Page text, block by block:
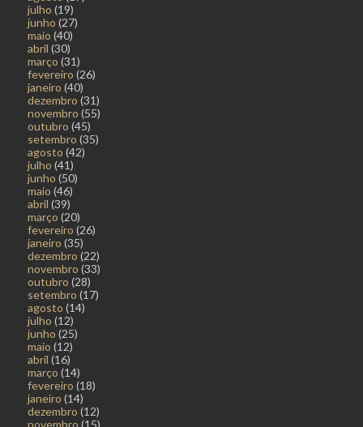
julho (19)
junho (27)
maio (40)
abril (30)
março (31)
fevereiro (26)
janeiro (40)
dezembro (31)
novembro (55)
outubro (45)
setembro (35)
agosto (42)
julho (41)
junho (50)
maio (46)
abril (39)
março (20)
fevereiro (26)
janeiro (35)
dezembro (22)
novembro (33)
outubro (28)
setembro (17)
agosto (14)
julho (12)
junho (25)
maio (12)
abril (16)
março (14)
fevereiro (18)
janeiro (14)
dezembro (12)
novembro (15)